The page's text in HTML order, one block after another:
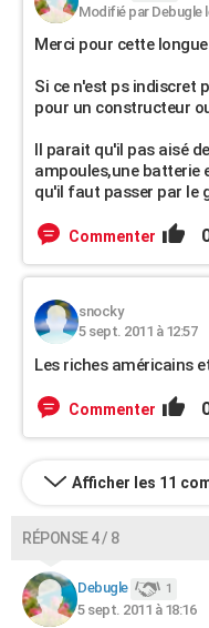
Modifié par Debugle
Merci pour cette
Si ce n'est ps indiscret
pour un constructeur
Il parait qu'il pas aisé
ampoules,une batterie
qu'il faut passer par le
Commenter
snocky
5 sept. 2011 à 12:57
Les riches américains
Commenter
Afficher les 11
RÉPONSE 4 / 8
Debugle 1
5 sept. 2011 à 18:16